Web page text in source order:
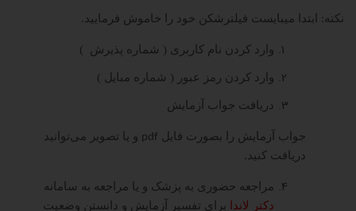
نکته: ابتدا میبایست فیلترشکن خود را خاموش فرمایید.
وارد کردن نام کاربری ( شماره پذیرش )
وارد کردن رمز عبور ( شماره مبایل )
دریافت جواب آزمایش
جواب آزمایش را بصورت فایل pdf و یا تصویر می‌توانید
دریافت کنید.
مراجعه حضوری به پزشک و یا مراجعه به سامانه
دکتر لاندا برای تفسیر آزمایش و دانستن وضعیت